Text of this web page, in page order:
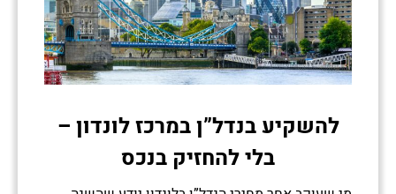
להשקיע בנדל”ן במרכז לונדון –
בלי להחזיק בנכס